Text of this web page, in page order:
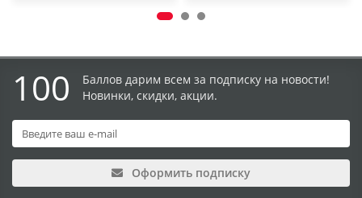
100
Баллов дарим всем за подписку на новости!
Новинки, скидки, акции.
Оформить подписку